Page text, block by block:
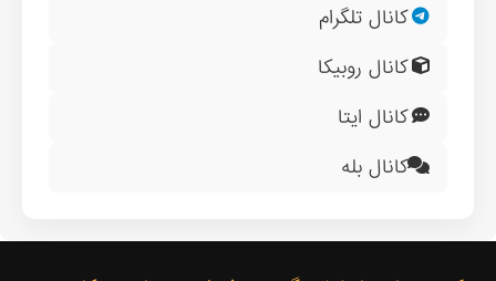
کانال تلگرام
کانال روبیکا
کانال ایتا
کانال بله